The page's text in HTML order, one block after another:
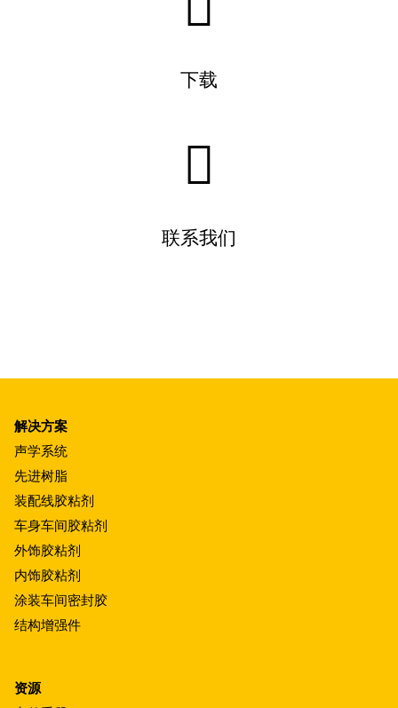
下载
联系我们
解决方案
声学系统
先进树脂
装配线胶粘剂
车身车间胶粘剂
外饰胶粘剂
内饰胶粘剂
涂装车间密封胶
结构增强件
资源